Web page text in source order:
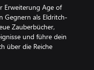
Erweiterung Age of
Gegnern als Eldritch-
Zauberbücher,
und führe dein
über die Reiche